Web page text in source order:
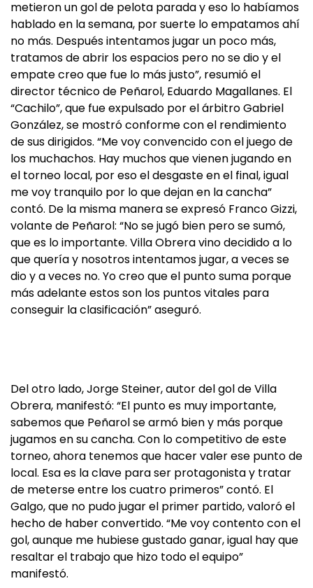
metieron un gol de pelota parada y eso lo habíamos
hablado en la semana, por suerte lo empatamos ahí
no más. Después intentamos jugar un poco más,
tratamos de abrir los espacios pero no se dio y el
empate creo que fue lo más justo”, resumió el
director técnico de Peñarol, Eduardo Magallanes. El
“Cachilo”, que fue expulsado por el árbitro Gabriel
González, se mostró conforme con el rendimiento
de sus dirigidos. “Me voy convencido con el juego de
los muchachos. Hay muchos que vienen jugando en
el torneo local, por eso el desgaste en el final, igual
me voy tranquilo por lo que dejan en la cancha”
contó. De la misma manera se expresó Franco Gizzi,
volante de Peñarol: “No se jugó bien pero se sumó,
que es lo importante. Villa Obrera vino decidido a lo
que quería y nosotros intentamos jugar, a veces se
dio y a veces no. Yo creo que el punto suma porque
más adelante estos son los puntos vitales para
conseguir la clasificación” aseguró.
Del otro lado, Jorge Steiner, autor del gol de Villa
Obrera, manifestó: “El punto es muy importante,
sabemos que Peñarol se armó bien y más porque
jugamos en su cancha. Con lo competitivo de este
torneo, ahora tenemos que hacer valer ese punto de
local. Esa es la clave para ser protagonista y tratar
de meterse entre los cuatro primeros” contó. El
Galgo, que no pudo jugar el primer partido, valoró el
hecho de haber convertido. “Me voy contento con el
gol, aunque me hubiese gustado ganar, igual hay que
resaltar el trabajo que hizo todo el equipo”
manifestó.